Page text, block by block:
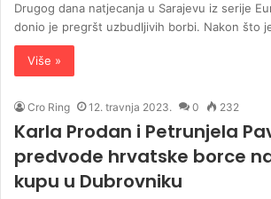
Drugog dana natjecanja u Sarajevu iz serije
donio je pregršt uzbudljivih borbi. Nakon što
Više »
Cro Ring 12. travnja 2023. 0 232
Karla Prodan i Petrunjela
predvode hrvatske borce
kupu u Dubrovniku